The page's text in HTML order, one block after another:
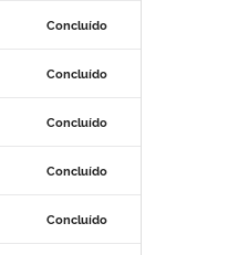
Concluído
Concluído
Concluído
Concluído
Concluído